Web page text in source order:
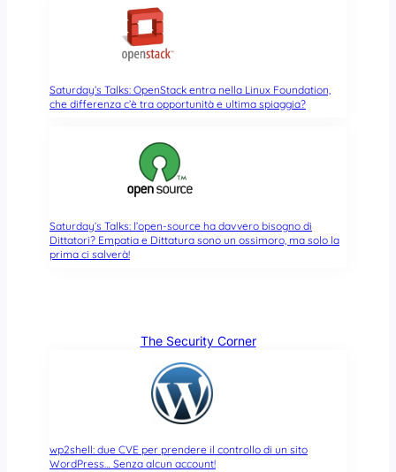
Saturday’s Talks: OpenStack entra nella Linux Foundation,
che differenza c’è tra opportunità e ultima spiaggia?
Saturday’s Talks: l’open-source ha davvero bisogno di
Dittatori? Empatia e Dittatura sono un ossimoro, ma solo la
prima ci salverà!
The Security Corner
wp2shell: due CVE per prendere il controllo di un sito
WordPress… Senza alcun account!